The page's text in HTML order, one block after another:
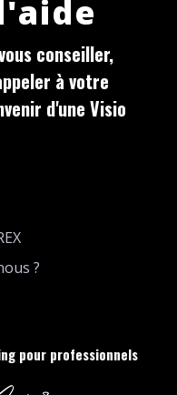
conseiller,
à votre
d'une Visio
?
pour professionnels